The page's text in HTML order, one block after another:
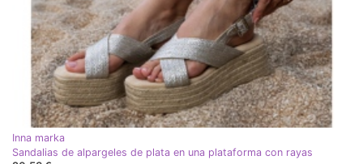
Inna marka
Sandalias de alpargeles de plata en una plataforma con rayas